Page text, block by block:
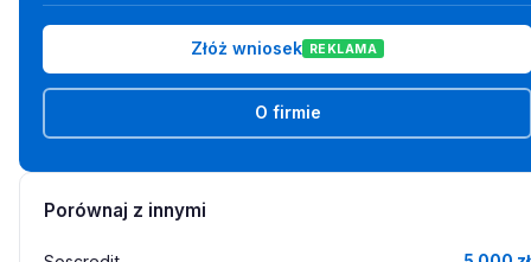
Złóż wniosek REKLAMA
O firmie
Porównaj z innymi